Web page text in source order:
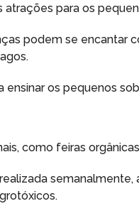
atrações para os
podem se encantar
ensinar os pequenos
como feiras